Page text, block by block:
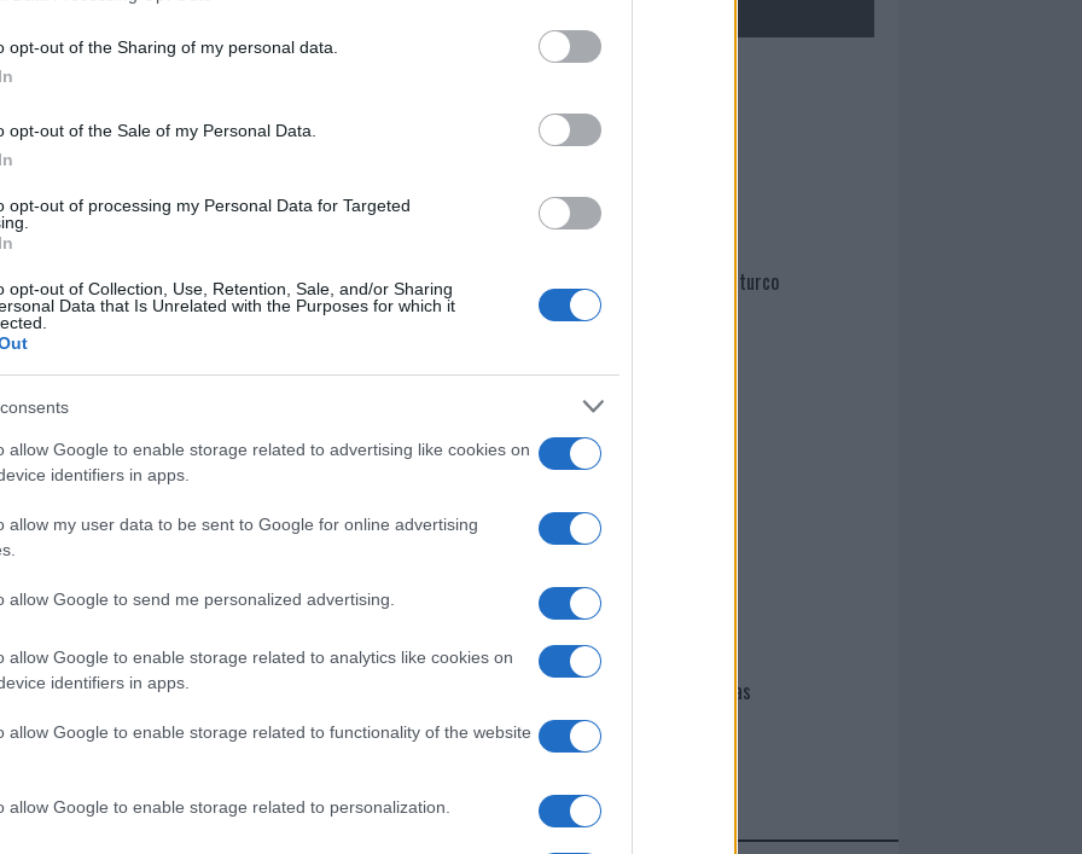
opt-out of the Sharing of my personal data.
opt-out of the Sale of my Personal Data.
opt-out of processing my Personal Data for Targeted
opt-out of Collection, Use, Retention, Sale, and/or Sharing
Data that Is Unrelated with the Purposes for which it
allow Google to enable storage related to advertising like cookies on
identifiers in apps.
allow my user data to be sent to Google for online advertising
allow Google to send me personalized advertising.
allow Google to enable storage related to analytics like cookies on
identifiers in apps.
allow Google to enable storage related to functionality of the website
allow Google to enable storage related to personalization.
Prossimo articolo
Martina Agostina Diturco
I nostri cari
I nostri cari
Giovannimaria Cabras